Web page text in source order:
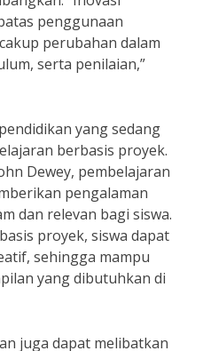
penggunaan
perubahan dalam
serta penilaian,”
yang sedang
berbasis proyek.
Dewey, pembelajaran
pengalaman
dan relevan bagi siswa.
proyek, siswa dapat
sehingga mampu
yang dibutuhkan di
juga dapat melibatkan